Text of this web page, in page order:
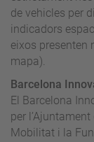
de vehicles per
indicadors
eixos presenten
mapa).
Barcelona
El Barcelona
per
Mobilitat i la